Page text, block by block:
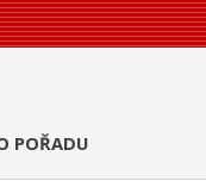
POŘADU